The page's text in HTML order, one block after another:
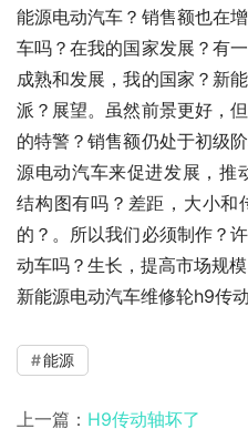
能源电动汽车？销售额也在
车吗？在我的国家发展？有
成熟和发展，我的国家？新
派？展望。虽然前景更好，
的特警？销售额仍处于初级
源电动汽车来促进发展，推
结构图有吗？差距，大小和
的？。所以我们必须制作？
动车吗？生长，提高市场规模
新能源电动汽车维修轮h9传
能源
上一篇： H9传动轴坏了